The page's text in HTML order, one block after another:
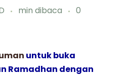
min dibaca
0
untuk buka
Ramadhan dengan